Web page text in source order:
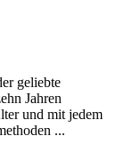
geliebte
Jahren
und mit jedem
...